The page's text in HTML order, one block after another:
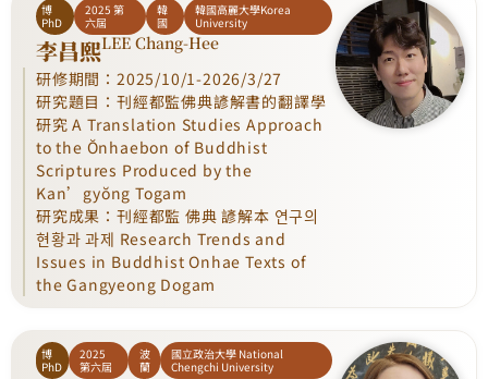
博
PhD
2025 第
六屆
韓
國
韓國高麗大學Korea
University
李昌熙LEE Chang-Hee
研修期間：2025/10/1-2026/3/27
研究題目：刊經都監佛典諺解書的翻譯學
研究 A Translation Studies Approach
to the Ŏnhaebon of Buddhist
Scriptures Produced by the
Kan’gyŏng Togam
研究成果：刊經都監 佛典 諺解本 연구의
현황과 과제 Research Trends and
Issues in Buddhist Onhae Texts of
the Gangyeong Dogam
博
PhD
2025
第六屆
波
蘭
國立政治大學 National
Chengchi University